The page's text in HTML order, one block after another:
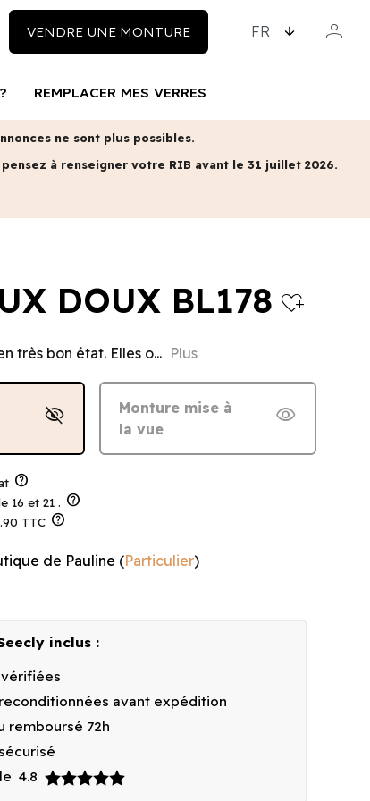
VENDRE UNE MONTURE person
REMPLACER MES VERRES
ne sont plus possibles.
à renseigner votre RIB avant le 31 juillet 2026.
DOUX BL178 heart_plus
très bon état. Elles o... Plus
visibility_off
Monture mise à
la vue
visibility
help
16 et 21 . help
TTC help
de Pauline (Particulier)
inclus :
avant expédition
remboursé 72h
4.8